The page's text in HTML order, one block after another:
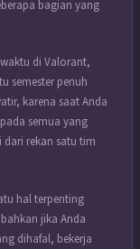
bagian yang
di Valorant,
semester penuh
karena saat Anda
semua yang
rekan satu tim
hal terpenting
jika Anda
dihafal, bekerja